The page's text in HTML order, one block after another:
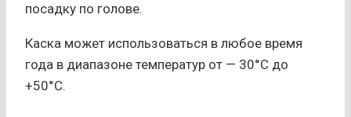
посадку по голове.
Каска может использоваться в любое время
года в диапазоне температур от — 30°С до
+50°С.